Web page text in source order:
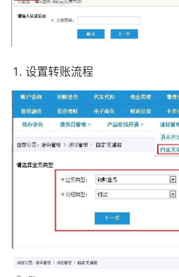
设置转账流程